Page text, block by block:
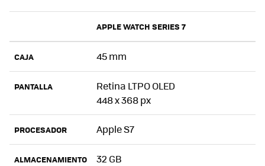
APPLE WATCH SERIES 7
CAJA 45 mm
PANTALLA
Retina LTPO OLED
448 x 368 px
PROCESADOR Apple S7
ALMACENAMIENTO 32 GB